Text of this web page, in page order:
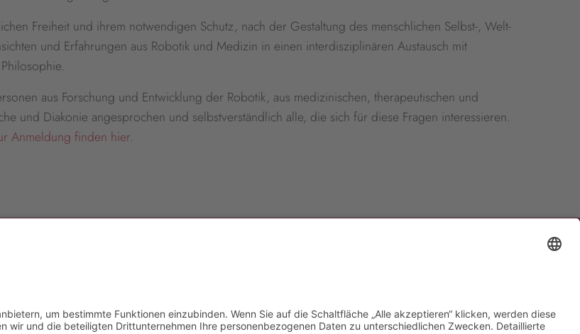
Freiheit und ihrem notwendigen Schutz, nach der Gestaltung des menschlichen Selbst-, Welt-
und Erfahrungen aus Robotik und Medizin in einen interdisziplinären Austausch mit
aus Forschung und Entwicklung der Robotik, aus medizinischen, therapeutischen und
und Diakonie angesprochen und selbstverständlich alle, die sich für diese Fragen interessieren.
Anmeldung finden hier.